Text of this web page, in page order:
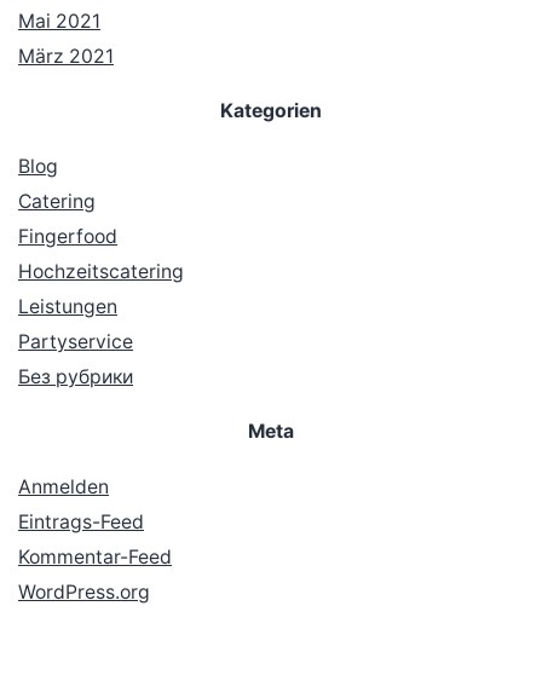
Mai 2021
März 2021
Kategorien
Blog
Catering
Fingerfood
Hochzeitscatering
Leistungen
Partyservice
Без рубрики
Meta
Anmelden
Eintrags-Feed
Kommentar-Feed
WordPress.org